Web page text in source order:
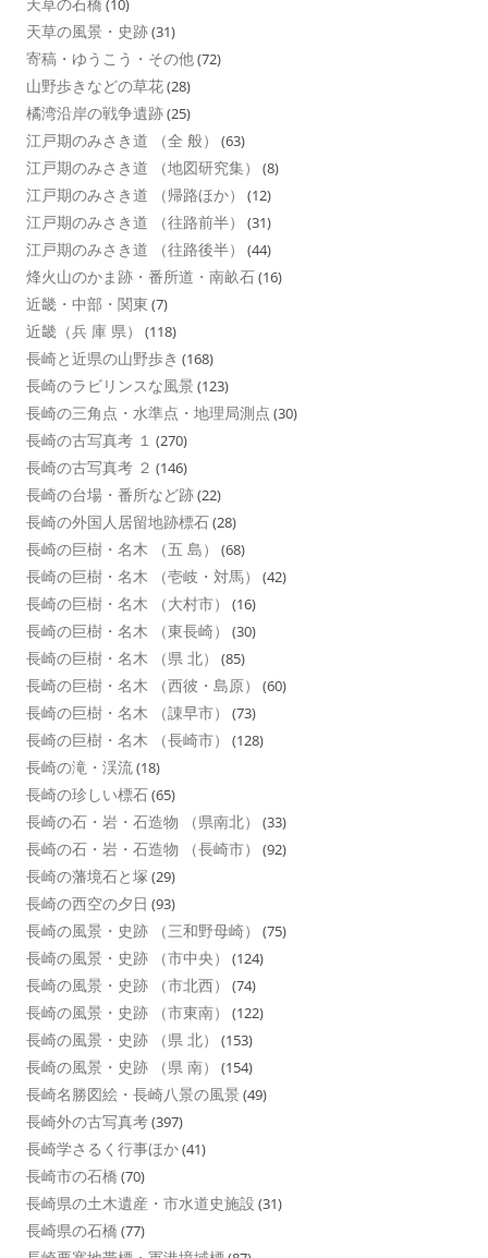
(10)
天草の風景・史跡(31)
寄稿・ゆうこう・その他(72)
山野歩きなどの草花(28)
橘湾沿岸の戦争遺跡(25)
江戸期のみさき道 （全 般） (63)
江戸期のみさき道 （地図研究集） (8)
江戸期のみさき道 （帰路ほか） (12)
江戸期のみさき道 （往路前半） (31)
江戸期のみさき道 （往路後半） (44)
烽火山のかま跡・番所道・南畝石(16)
近畿・中部・関東 (7)
近畿（兵 庫 県） (118)
長崎と近県の山野歩き (168)
長崎のラビリンスな風景 (123)
長崎の三角点・水準点・地理局測点 (30)
長崎の古写真考 １ (270)
長崎の古写真考 ２ (146)
長崎の台場・番所など跡(22)
長崎の外国人居留地跡標石(28)
長崎の巨樹・名木 （五 島） (68)
長崎の巨樹・名木 （壱岐・対馬） (42)
長崎の巨樹・名木 （大村市） (16)
長崎の巨樹・名木 （東長崎） (30)
長崎の巨樹・名木 （県 北） (85)
長崎の巨樹・名木 （西彼・島原） (60)
長崎の巨樹・名木 （諌早市） (73)
長崎の巨樹・名木 （長崎市） (128)
長崎の滝・渓流(18)
長崎の珍しい標石(65)
長崎の石・岩・石造物 （県南北） (33)
長崎の石・岩・石造物 （長崎市） (92)
長崎の藩境石と塚 (29)
長崎の西空の夕日 (93)
長崎の風景・史跡 （三和野母崎） (75)
長崎の風景・史跡 （市中央） (124)
長崎の風景・史跡 （市北西） (74)
長崎の風景・史跡 （市東南） (122)
長崎の風景・史跡 （県 北） (153)
長崎の風景・史跡 （県 南） (154)
長崎名勝図絵・長崎八景の風景 (49)
長崎外の古写真考(397)
長崎学さるく行事ほか(41)
長崎市の石橋 (70)
長崎県の土木遺産・市水道史施設 (31)
長崎県の石橋 (77)